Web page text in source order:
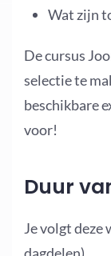
Wat zijn
De cursus
selectie te
beschikbare
voor!
Duur
Je volgt deze